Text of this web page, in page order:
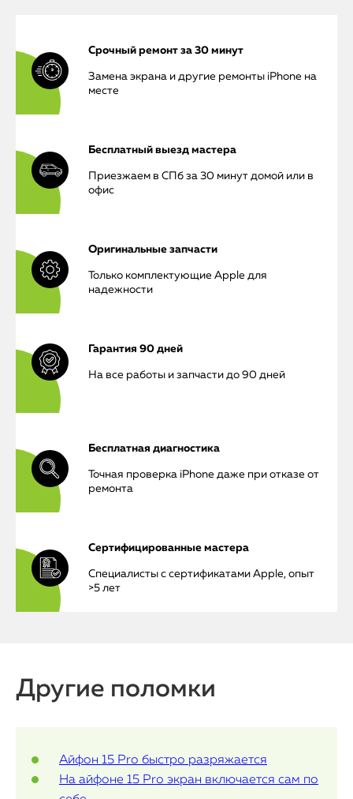
iPhone
Watch
iMac
Срочный ремонт за 30 минут
Замена экрана и другие ремонты iPhone на
месте
Бесплатный выезд мастера
Приезжаем в СПб за 30 минут домой или в
офис
Оригинальные запчасти
Только комплектующие Apple для
надежности
Гарантия 90 дней
На все работы и запчасти до 90 дней
Бесплатная диагностика
Точная проверка iPhone даже при отказе от
ремонта
Сертифицированные мастера
Специалисты с сертификатами Apple, опыт
>5 лет
Другие поломки
Айфон 15 Pro быстро разряжается
На айфоне 15 Pro экран включается сам по